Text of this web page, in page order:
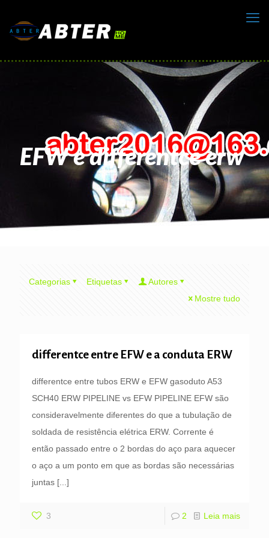
EFW e differentce erw
Categorias Etiquetas
Autores
Mostre tudo
differentce entre EFW e a conduta ERW
differentce entre tubos ERW e EFW gasoduto A53
SCH40 ERW PIPELINE vs EFW PIPELINE EFW são
consideravelmente diferentes do que a tubulação de
soldada de resistência elétrica ERW. Corrente é
então passado entre o 2 bordas do aço para aquecer
o aço a um ponto em que as bordas são necessárias
juntas [...]
3 2 Leia mais